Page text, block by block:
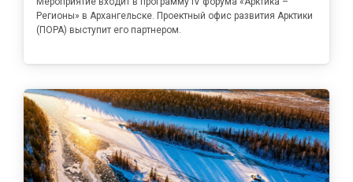
Регионы» в Архангельске. Проектный офис развития Арктики
(ПОРА) выступит его партнером.